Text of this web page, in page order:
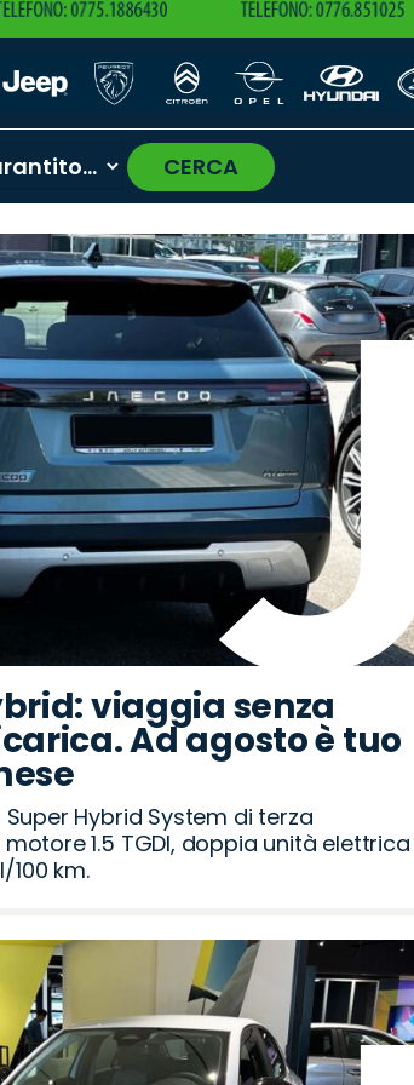
CERCA
viaggia senza
Ad agosto è tuo
Hybrid System di terza
1.5 TGDI, doppia unità
km.